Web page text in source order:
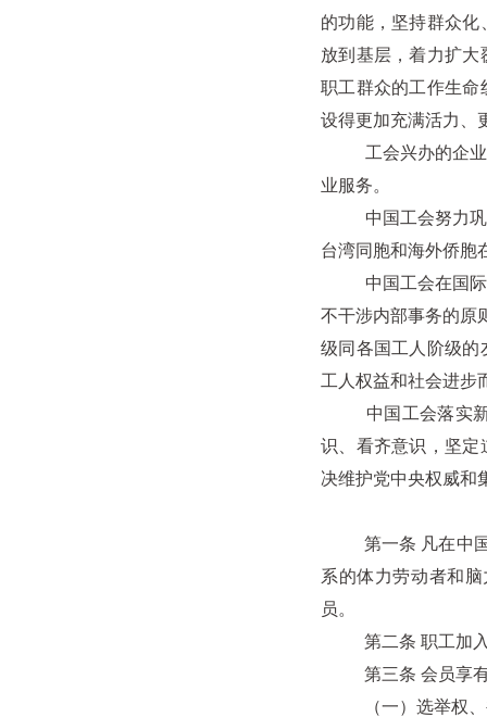
的功能，坚持群众
放到基层，着力扩
职工群众的工作生命
设得更加充满活力、
工会兴办的企业、
业服务。
中国工会努力巩固
台湾同胞和海外侨胞
中国工会在国际事
不干涉内部事务的原
级同各国工人阶级的
工人权益和社会进步
中国工会落实新时
识、看齐意识，坚定
决维护党中央权威和
第一条 凡在中国境
系的体力劳动者和
员。
第二条 职工加入
第三条 会员享有
（一）选举权、